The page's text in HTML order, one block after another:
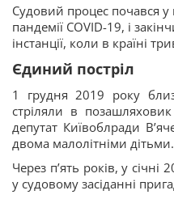
Судовий процес почався у
пандемії COVID-19, і
інстанції, коли в країні
Єдиний постріл
1 грудня 2019 року
стріляли в
депутат Київоблради
двома малолітніми дітьми.
Через пʼять років, у
у судовому засіданні